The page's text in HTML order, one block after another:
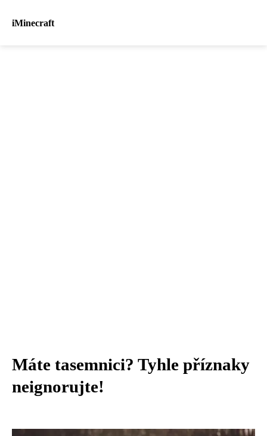
iMinecraft
Máte tasemnici? Tyhle příznaky
neignorujte!